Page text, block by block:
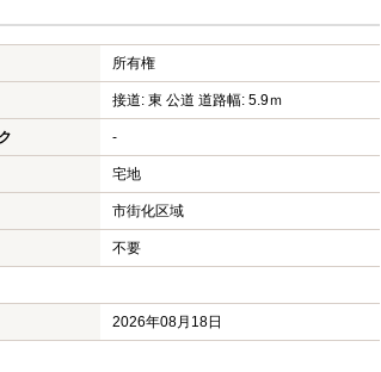
所有権
接道: 東 公道 道路幅: 5.9ｍ
-
宅地
市街化区域
不要
2026年08月18日